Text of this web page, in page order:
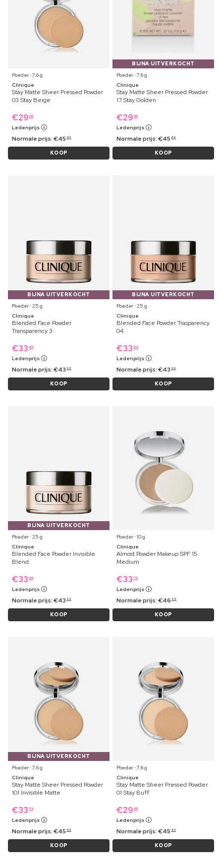
Poeder ⋅ 7,6 g
Clinique
Stay Matte Sheer Pressed Powder
03 Stay Beige
€29 69
Ledenprijs
Normale prijs:€45 49
KOOP
BIJNA UITVERKOCHT
Poeder ⋅ 7.6 g
Clinique
Stay Matte Sheer Pressed Powder
17 Stay Golden
€29 69
Ledenprijs
Normale prijs:€45 49
KOOP
BIJNA UITVERKOCHT
Poeder ⋅ 25 g
Clinique
Blended Face Powder
Transparency 3
€33 49
Ledenprijs
Normale prijs:€43 99
KOOP
BIJNA UITVERKOCHT
Poeder ⋅ 25 g
Clinique
Blended Face Powder Trasparency
04
€33 89
Ledenprijs
Normale prijs:€43 99
KOOP
BIJNA UITVERKOCHT
Poeder ⋅ 25 g
Clinique
Blended Face Powder Invisible
Blend
€33 49
Ledenprijs
Normale prijs:€43 99
KOOP
Poeder ⋅ 10 g
Clinique
Almost Powder Makeup SPF 15
Medium
€33 79
Ledenprijs
Normale prijs:€46 99
KOOP
BIJNA UITVERKOCHT
Poeder ⋅ 7,6 g
Clinique
Stay Matte Sheer Pressed Powder
101 Invisible Matte
€33 79
Ledenprijs
Normale prijs:€45 49
KOOP
Poeder ⋅ 7,6 g
Clinique
Stay Matte Sheer Pressed Powder
01 Stay Buff
€29 69
Ledenprijs
Normale prijs:€45 49
KOOP